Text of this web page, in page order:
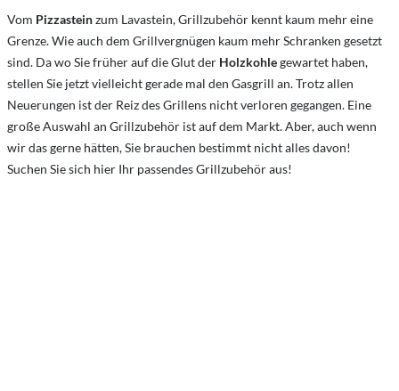
Vom Pizzasteinzum Lavastein, Grillzubehör kennt kaum mehr eine
Grenze. Wie auch dem Grillvergnügen kaum mehr Schranken gesetzt
sind. Da wo Sie früher auf die Glut der Holzkohlegewartet haben,
stellen Sie jetzt vielleicht gerade mal den Gasgrill an. Trotz allen
Neuerungen ist der Reiz des Grillens nicht verloren gegangen. Eine
große Auswahl an Grillzubehör ist auf dem Markt. Aber, auch wenn
wir das gerne hätten, Sie brauchen bestimmt nicht alles davon!
Suchen Sie sich hier Ihr passendes Grillzubehör aus!